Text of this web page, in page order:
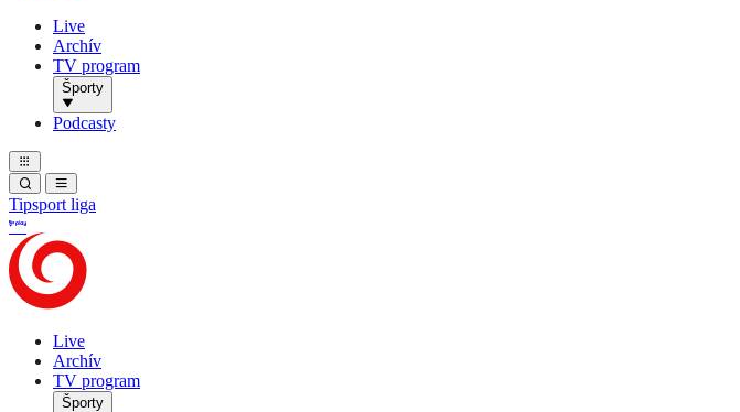
Live
Archív
TV program
Športy
Podcasty
Tipsport liga
Live
Archív
TV program
Športy